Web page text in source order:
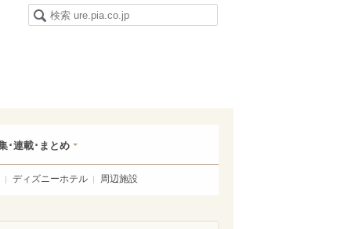
･連載･まとめ
ディズニーホテル 周辺施設